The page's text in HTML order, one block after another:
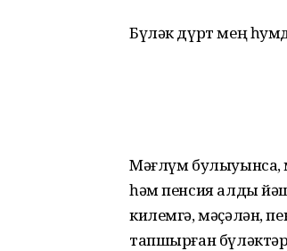
Бүләк дүрт мең
Мәғлүм булыуынса,
һәм пенсия алды
килемгә, мәҫәлән,
тапшырған